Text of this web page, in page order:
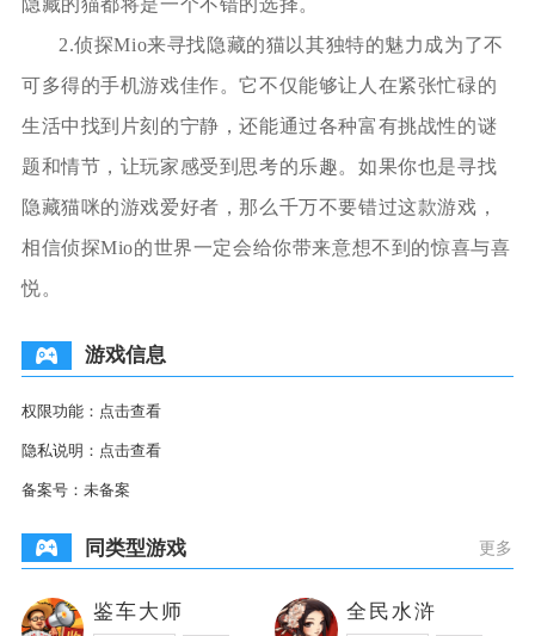
2.侦探Mio来寻找隐藏的猫以其独特的魅力成为了不
可多得的手机游戏佳作。它不仅能够让人在紧张忙碌的
生活中找到片刻的宁静，还能通过各种富有挑战性的谜
题和情节，让玩家感受到思考的乐趣。如果你也是寻找
隐藏猫咪的游戏爱好者，那么千万不要错过这款游戏，
相信侦探Mio的世界一定会给你带来意想不到的惊喜与喜
悦。
游戏信息
权限功能： 点击查看
隐私说明： 点击查看
备案号： 未备案
同类型游戏 更多
鉴车大师 全民水浒